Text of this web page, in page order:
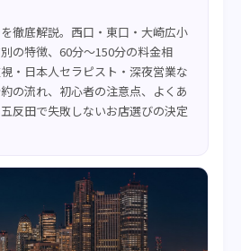
徹底解説。西口・東口・大崎広小
の特徴、60分〜150分の料金相
・日本人セラピスト・深夜営業な
の流れ、初心者の注意点、よくあ
反田で失敗しないお店選びの決定